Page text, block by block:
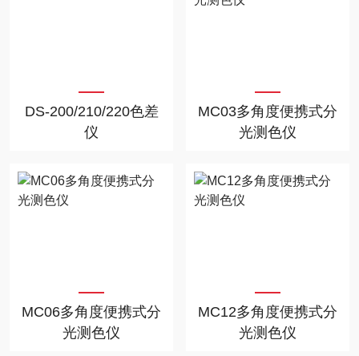
DS-200/210/220色差
仪
MC03多角度便携式分
光测色仪
MC06多角度便携式分
光测色仪
MC12多角度便携式分
光测色仪